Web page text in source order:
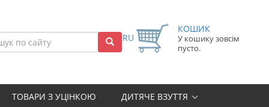
RU
КОШИК
У кошику зовсім
пусто.
ТОВАРИ З УЦІНКОЮ ДИТЯЧЕ ВЗУТТЯ